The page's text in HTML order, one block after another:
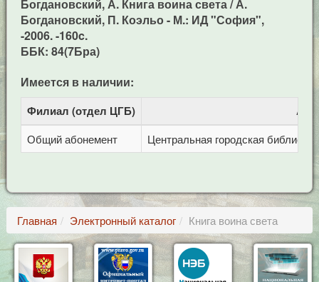
Богдановский, А. Книга воина света / А.
Богдановский, П. Коэльо - М.: ИД "София",
-2006. -160c.
ББК: 84(7Бра)
Имеется в наличии:
Филиал (отдел ЦГБ)
Общий абонемент Центральная городская
Главная Электронный каталог Книга воина света